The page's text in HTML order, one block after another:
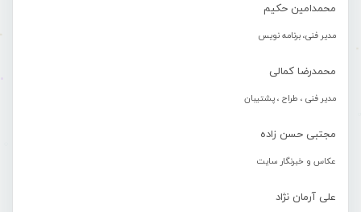
محمدامین حکیم
مدیر فنی، برنامه نویس
محمدرضا کمالی
مدیر فنی ، طراح ، پشتیبان
مجتبی حسن زاده
عکاس و خبرنگار سایت
علی آرمان نژاد